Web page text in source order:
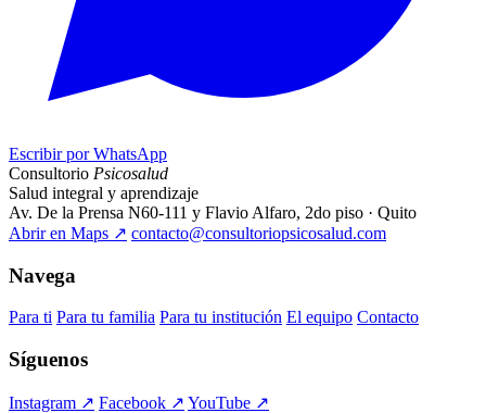
Escribir por WhatsApp
Consultorio Psicosalud
Salud integral y aprendizaje
Av. De la Prensa N60-111 y Flavio Alfaro, 2do piso · Quito
Abrir en Maps ↗ contacto@consultoriopsicosalud.com
Navega
Para ti Para tu familia Para tu institución El equipo Contacto
Síguenos
Instagram ↗ Facebook ↗ YouTube ↗